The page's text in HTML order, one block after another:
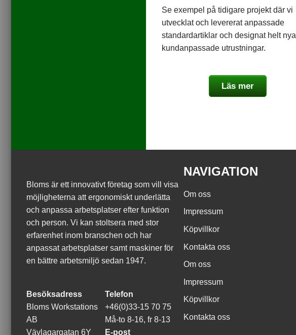
Se exempel på tidigare projekt där vi
utvecklat och levererat anpassade
standardartiklar och designat helt nya
kundanpassade utrustningar.
Läs mer
Bloms är ett innovativt företag som vill visa
möjligheterna att ergonomiskt underlätta
och anpassa arbetsplatser efter funktion
och person. Vi kan stoltsera med stor
erfarenhet inom branschen och har
anpassat arbetsplatser samt maskiner för
en bättre arbetsmiljö sedan 1947.
Besöksadress
Bloms Workstations
AB
Vävlagargatan 6Y
Telefon
+46(0)33-15 70 75
Må-to 8-16, fr 8-13
E-post
NAVIGATION
Om oss
Impressum
Köpvillkor
Kontakta oss
Om oss
Impressum
Köpvillkor
Kontakta oss